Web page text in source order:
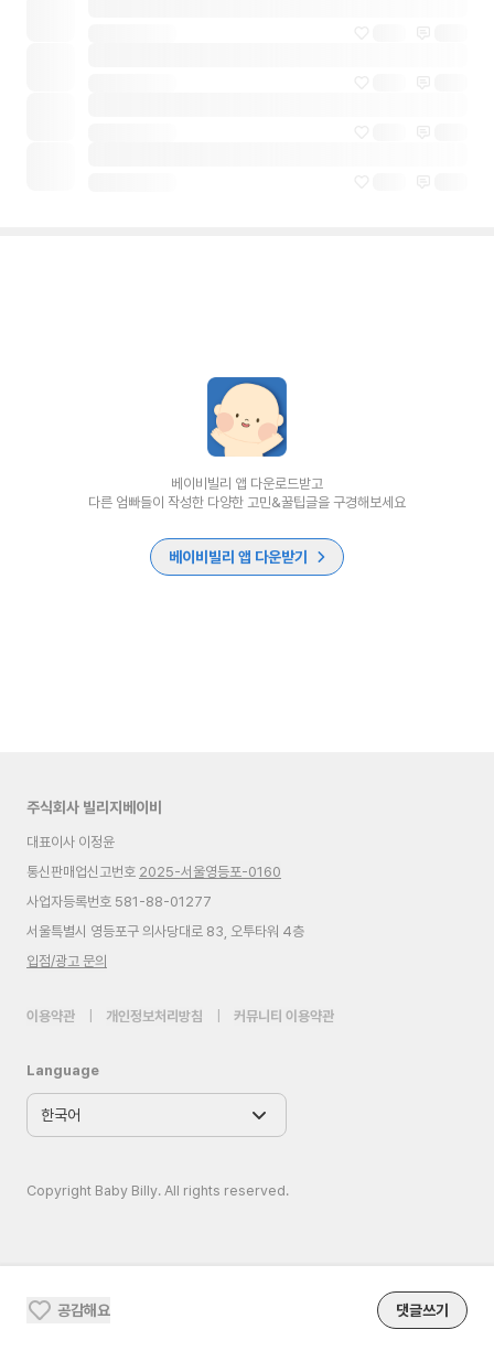
공감해요 댓글쓰기
베이비빌리 앱 다운로드받고
다른 엄빠들이 작성한 다양한 고민&꿀팁글을 구경해보세요
베이비빌리 앱 다운받기
주식회사 빌리지베이비
대표이사 이정윤
통신판매업신고번호 2025-서울영등포-0160
사업자등록번호 581-88-01277
서울특별시 영등포구 의사당대로 83, 오투타워 4층
입점/광고 문의
이용약관 개인정보처리방침 커뮤니티 이용약관
Language
Copyright Baby Billy. All rights reserved.